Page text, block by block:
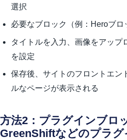
選択
必要なブロック（例：Heroブロ
タイトルを入力、画像をアップ
を設定
保存後、サイトのフロントエン
ルなページが表示される
方法2：プラグインブロ
GreenShiftなどのプラグ